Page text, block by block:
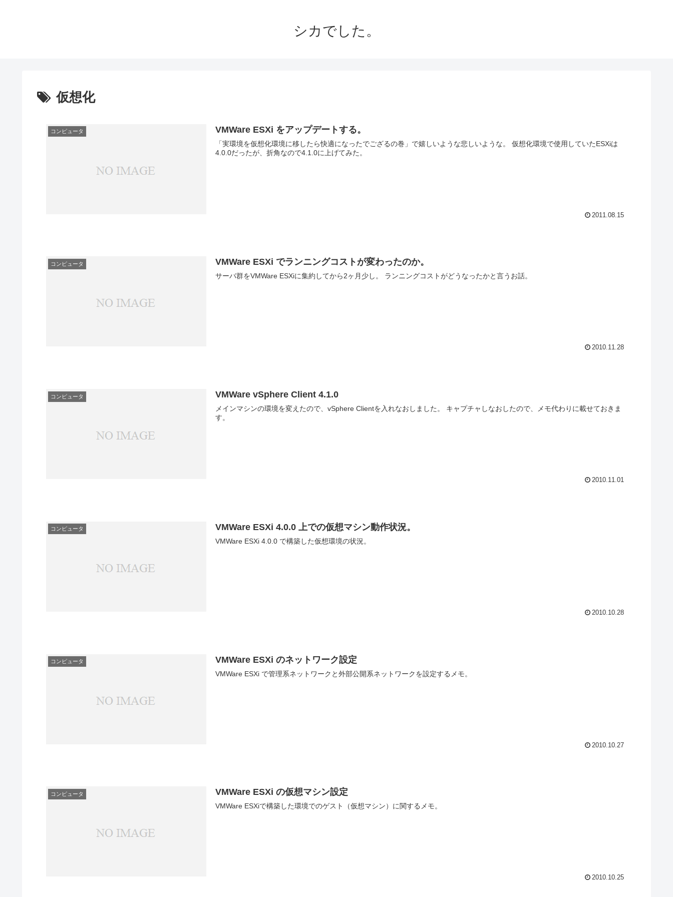
シカでした。
仮想化
コンピュータ VMWare ESXi をアップデートする。
「実環境を仮想化環境に移したら快適になったでござるの巻」で嬉しいような悲しいような。 仮想化環境で使用していたESXiは
4.0.0だったが、折角なので4.1.0に上げてみた。
2011.08.15
コンピュータ VMWare ESXi でランニングコストが変わったのか。
サーバ群をVMWare ESXiに集約してから2ヶ月少し。 ランニングコストがどうなったかと言うお話。
2010.11.28
コンピュータ VMWare vSphere Client 4.1.0
メインマシンの環境を変えたので、vSphere Clientを入れなおしました。 キャプチャしなおしたので、メモ代わりに載せておきま
す。
2010.11.01
コンピュータ VMWare ESXi 4.0.0 上での仮想マシン動作状況。
VMWare ESXi 4.0.0 で構築した仮想環境の状況。
2010.10.28
コンピュータ VMWare ESXi のネットワーク設定
VMWare ESXi で管理系ネットワークと外部公開系ネットワークを設定するメモ。
2010.10.27
コンピュータ VMWare ESXi の仮想マシン設定
VMWare ESXiで構築した環境でのゲスト（仮想マシン）に関するメモ。
2010.10.25